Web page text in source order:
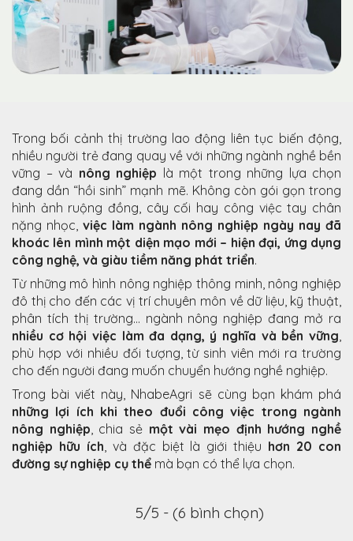
Trong bối cảnh thị trường lao động liên tục biến động,
nhiều người trẻ đang quay về với những ngành nghề bền
vững – và nông nghiệp là một trong những lựa chọn
đang dần “hồi sinh” mạnh mẽ. Không còn gói gọn trong
hình ảnh ruộng đồng, cây cối hay công việc tay chân
nặng nhọc, việc làm ngành nông nghiệp ngày nay đã
khoác lên mình một diện mạo mới – hiện đại, ứng dụng
công nghệ, và giàu tiềm năng phát triển.
Từ những mô hình nông nghiệp thông minh, nông nghiệp
đô thị cho đến các vị trí chuyên môn về dữ liệu, kỹ thuật,
phân tích thị trường… ngành nông nghiệp đang mở ra
nhiều cơ hội việc làm đa dạng, ý nghĩa và bền vững,
phù hợp với nhiều đối tượng, từ sinh viên mới ra trường
cho đến người đang muốn chuyển hướng nghề nghiệp.
Trong bài viết này, NhabeAgri sẽ cùng bạn khám phá
những lợi ích khi theo đuổi công việc trong ngành
nông nghiệp, chia sẻ một vài mẹo định hướng nghề
nghiệp hữu ích, và đặc biệt là giới thiệu hơn 20 con
đường sự nghiệp cụ thể mà bạn có thể lựa chọn.
5/5 - (6 bình chọn)